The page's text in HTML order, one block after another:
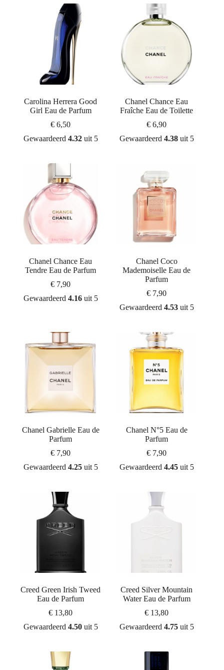
Carolina Herrera Good
Girl Eau de Parfum
€ 6,50
Gewaardeerd 4.32uit 5
Chanel Chance Eau
Fraîche Eau de Toilette
€ 6,90
Gewaardeerd 4.38uit 5
Chanel Chance Eau
Tendre Eau de Parfum
€ 7,90
Gewaardeerd 4.16uit 5
Chanel Coco
Mademoiselle Eau de
Parfum
€ 7,90
Gewaardeerd 4.53uit 5
Chanel Gabrielle Eau de
Parfum
€ 7,90
Gewaardeerd 4.25uit 5
Chanel N°5 Eau de
Parfum
€ 7,90
Gewaardeerd 4.45uit 5
Creed Green Irish Tweed
Eau de Parfum
€ 13,80
Gewaardeerd 4.50uit 5
Creed Silver Mountain
Water Eau de Parfum
€ 13,80
Gewaardeerd 4.75uit 5